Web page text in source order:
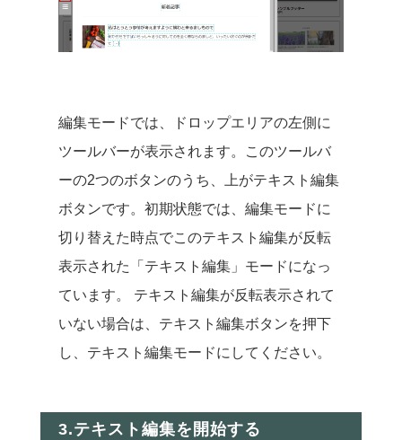
編集モードでは、ドロップエリアの左側に
ツールバーが表示されます。このツールバ
ーの2つのボタンのうち、上がテキスト編集
ボタンです。初期状態では、編集モードに
切り替えた時点でこのテキスト編集が反転
表示された「テキスト編集」モードになっ
ています。 テキスト編集が反転表示されて
いない場合は、テキスト編集ボタンを押下
し、テキスト編集モードにしてください。
3.テキスト編集を開始する